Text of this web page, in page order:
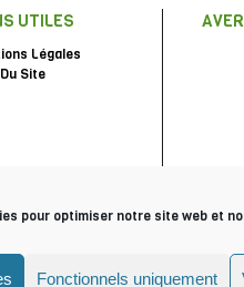
pour optimiser notre site web et
Fonctionnels uniquement
UTILES
Légales
Site